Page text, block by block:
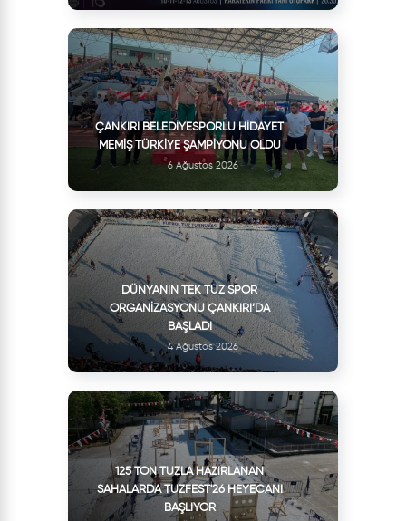
ÇANKIRI BELEDIYESPORLU HIDAYET
MEMIŞ TÜRKIYE ŞAMPIYONU OLDU
6 Ağustos 2026
DÜNYANIN TEK TUZ SPOR
ORGANIZASYONU ÇANKIRI’DA
BAŞLADI
4 Ağustos 2026
125 TON TUZLA HAZIRLANAN
SAHALARDA TUZFEST'26 HEYECANI
BAŞLIYOR